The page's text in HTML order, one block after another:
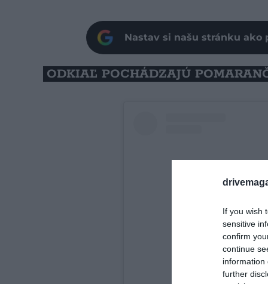
If you wish
sensitive
confirm
continue
information
further
Nastav si našu stránku ako
ODKIAĽ POCHÁDZAJÚ